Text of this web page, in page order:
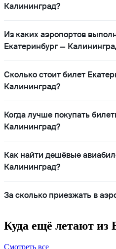
Калининград?
Из каких аэропортов
Екатеринбург —
Сколько стоит билет
Калининград?
Когда лучше покупать
Калининград?
Как найти дешёвые
Калининград?
За сколько приезжать в
Куда ещё летают из
Смотреть все